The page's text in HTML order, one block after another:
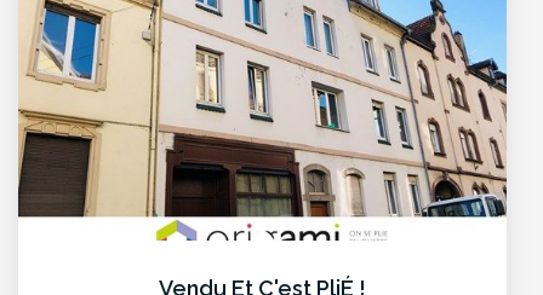
Vendu Et C'est PliÉ !